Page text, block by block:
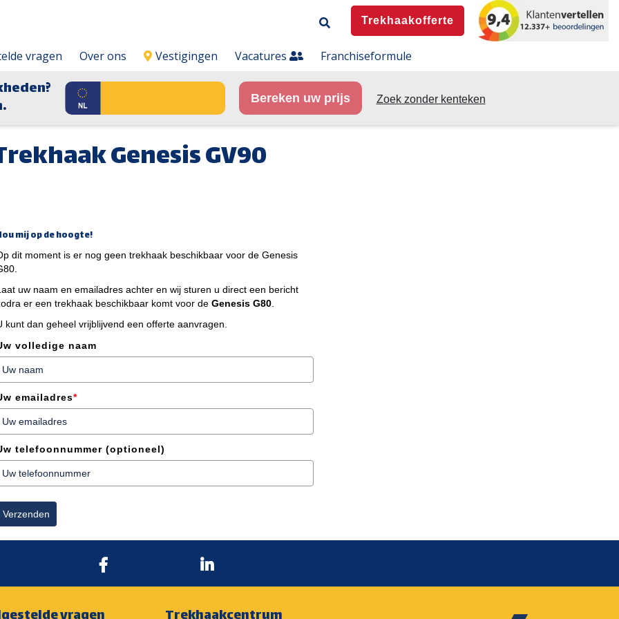
Trekhaakofferte
vragen Over ons Vestigingen Vacatures Franchiseformule
Bereken uw prijs Zoek zonder kenteken
Genesis GV90
mij op de hoogte!
dit moment is er nog geen trekhaak beschikbaar voor de Genesis
uw naam en emailadres achter en wij sturen u direct een bericht
er een trekhaak beschikbaar komt voor de Genesis G80
kunt dan geheel vrijblijvend een offerte aanvragen.
volledige naam
emailadres*
telefoonnummer (optioneel)
Verzenden